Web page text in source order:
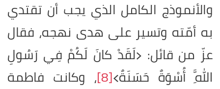
والأنموذج الكامل الذي يجب أن تقتدي
به أمّته وتسير على هدى نهجه، فقال
عزّ من قائل: ﴿لَقَدْ كانَ لَكُمْ فِي رَسُولِ
اللَّهِ أُسْوَةٌ حَسَنَةٌ﴾[8]، وكانت فاطمة